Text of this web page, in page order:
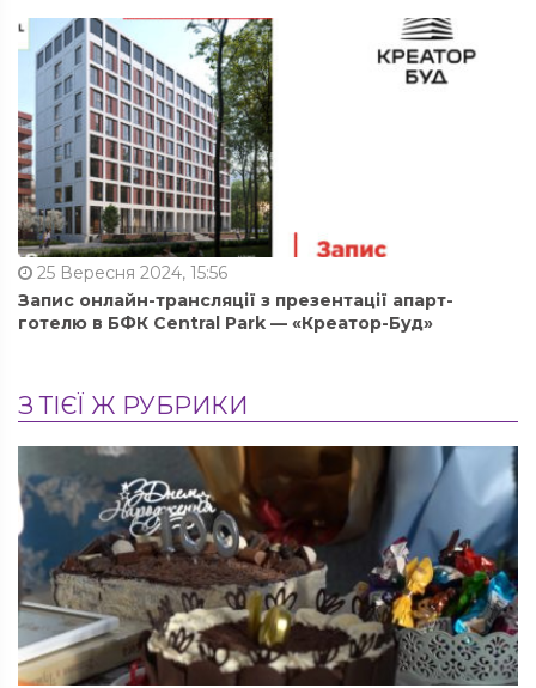
25 Вересня 2024, 15:56
Запис онлайн-трансляції з презентації апарт-
готелю в БФК Central Park — «Креатор-Буд»
З ТІЄЇ Ж РУБРИКИ